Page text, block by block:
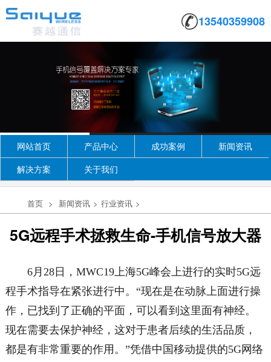
13540359908
网站首页 产品中心 成功案例
新闻资讯
解决方案
关于我们
首页 > 新闻资讯 > 行业资讯 >
5G远程手术拯救生命-手机信号放大器
6月28日，MWC19上海5G峰会上进行的实时5G远
程手术指导在紧张进行中。“现在是在动脉上面进行操
作，已找到了正确的平面，可以看到这里面有神经。
现在需要去保护神经，这对于患者后续的生活品质，
都是有非常重要的作用。”凭借中国移动提供的5G网络